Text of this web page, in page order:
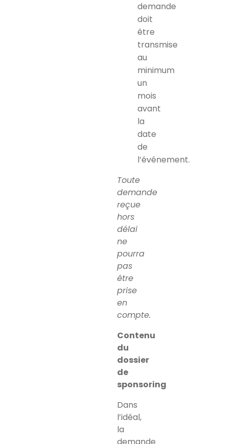
demande
doit
être
transmise
au
minimum
un
mois
avant
la
date
de
l’événement.
Toute
demande
reçue
hors
délai
ne
pourra
pas
être
prise
en
compte.
Contenu
du
dossier
de
sponsoring
Dans
l’idéal,
la